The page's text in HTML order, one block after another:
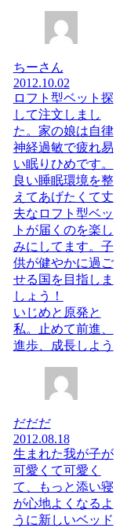
ちーさん
2012.10.02
ロフト型ベット探
して注文しまし
た。家の娘は自律
神経過敏で疲れ易
い眠りひめです。
良い睡眠環境を整
えてあげたくて丈
夫なロフト型ベッ
トが届くのを楽し
みにしてます。子
供が健やかに過ご
せる国を目指しま
しょう！
いじめと原発と
私。止めて前進、
進歩、成長しよう
だだだ
2012.08.18
生まれた我が子が
可愛くて可愛く
て、もっと添い寝
が心地よくなるよ
うに新しいベッド